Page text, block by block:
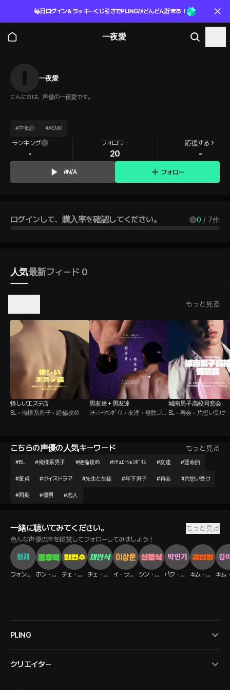
毎日ログイン＆ラッキーくじ引きでPLINGがどんどん貯まる！
一夜愛
一夜愛
こんにちは、声優の一夜愛です。
#中低音 #ASMR
ランキング
-
フォロワー
20
応援する
-
#N/A フォロー
ログインして、購入率を確認してください。 0 / 7作
人気最新フィード 0
もっと見る
怪しいエステ店
BL • 俺様系男子 • 絶倫攻め
男友達＋男友達
ｼﾁｭｴｰｼｮﾝﾎﾞｲｽ • 友達 • 複数プレ
城南男子高校同窓会
BL • 再会 • 片想い受け
こちらの声優の人気キーワード もっと見る
#BL #俺様系男子 #絶倫攻め #ｼﾁｭｴｰｼｮﾝﾎﾞｲｽ #友達 #運命的
#童貞 #ボイスドラマ #先生と生徒 #年下男子 #再会 #片想い受け
#同期 #優男 #恋人
一緒に聴いてみてください。 もっと見る
色んな声優の声を鑑賞してフォローしてみましょう！
ウォンジェ ホン・フベク チェ・ヒョンス チェ・アンソク イ・サンウン シン・ボムシク パク・ミンギ キム・イニョン
PLING
クリエイター